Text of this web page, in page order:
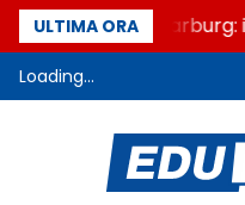
ULTIMA ORA
Un secolo di
Loading...